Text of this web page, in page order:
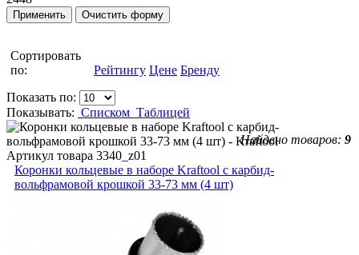
Сортировать
по:
Рейтингу Цене Бренду
Показать по:
Показывать: Списком Таблицей
Найдено товаров: 9
Артикул товара 3340_z01
Коронки кольцевые в наборе Kraftool с карбид-
вольфрамовой крошкой 33-73 мм (4 шт)